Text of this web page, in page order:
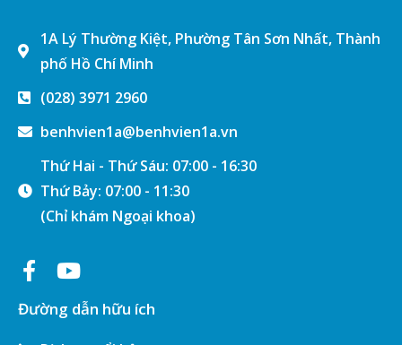
1A Lý Thường Kiệt, Phường Tân Sơn Nhất, Thành
phố Hồ Chí Minh
(028) 3971 2960
benhvien1a@benhvien1a.vn
Thứ Hai - Thứ Sáu: 07:00 - 16:30
Thứ Bảy: 07:00 - 11:30
(Chỉ khám Ngoại khoa)
Đường dẫn hữu ích